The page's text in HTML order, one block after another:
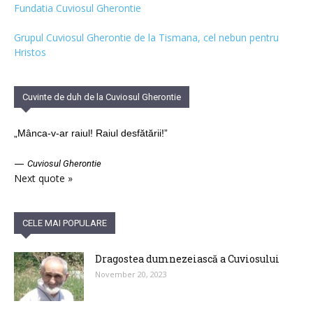
Fundatia Cuviosul Gherontie
Grupul Cuviosul Gherontie de la Tismana, cel nebun pentru
Hristos
Cuvinte de duh de la Cuviosul Gherontie
„Mânca-v-ar raiul! Raiul desfătării!”
— Cuviosul Gherontie
Next quote »
CELE MAI POPULARE
Dragostea dumnezeiască a Cuviosului
November 20, 2023